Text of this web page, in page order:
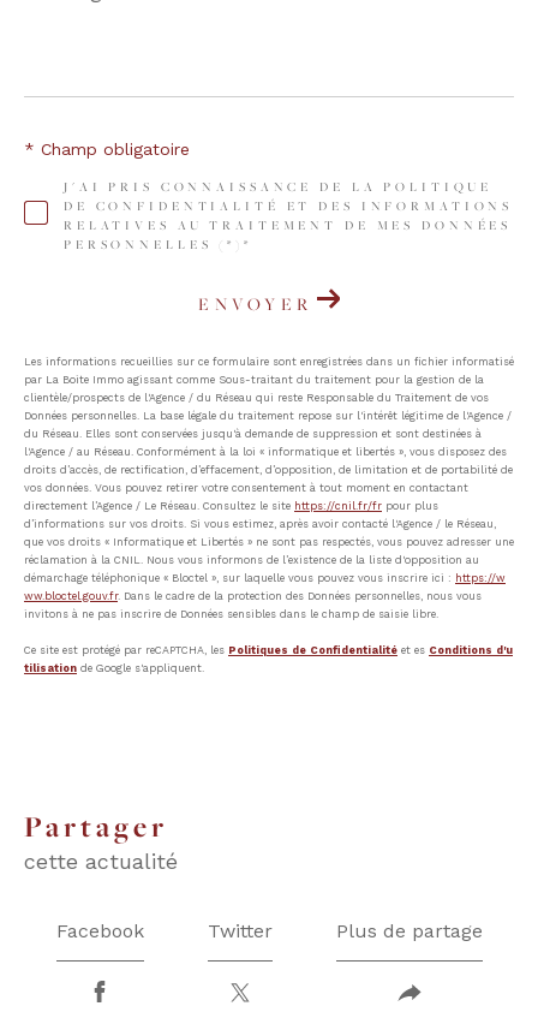
J'AI PRIS CONNAISSANCE DE LA POLITIQUE
DE CONFIDENTIALITÉ ET DES INFORMATIONS
RELATIVES AU TRAITEMENT DE MES DONNÉES
PERSONNELLES (*)*
* Champ obligatoire
ENVOYER
Les informations recueillies sur ce formulaire sont enregistrées dans un fichier informatisé
par La Boite Immo agissant comme Sous-traitant du traitement pour la gestion de la
clientèle/prospects de l'Agence / du Réseau qui reste Responsable du Traitement de vos
Données personnelles. La base légale du traitement repose sur l'intérêt légitime de l'Agence /
du Réseau. Elles sont conservées jusqu'à demande de suppression et sont destinées à
l'Agence / au Réseau. Conformément à la loi « informatique et libertés », vous disposez des
droits d’accès, de rectification, d’effacement, d’opposition, de limitation et de portabilité de
vos données. Vous pouvez retirer votre consentement à tout moment en contactant
directement l’Agence / Le Réseau. Consultez le site https://cnil.fr/fr pour plus
d’informations sur vos droits. Si vous estimez, après avoir contacté l'Agence / le Réseau,
que vos droits « Informatique et Libertés » ne sont pas respectés, vous pouvez adresser une
réclamation à la CNIL. Nous vous informons de l’existence de la liste d'opposition au
démarchage téléphonique « Bloctel », sur laquelle vous pouvez vous inscrire ici : https://w
ww.bloctel.gouv.fr. Dans le cadre de la protection des Données personnelles, nous vous
invitons à ne pas inscrire de Données sensibles dans le champ de saisie libre.
Ce site est protégé par reCAPTCHA, les Politiques de Confidentialité et es Conditions d'u
tilisation de Google s'appliquent.
partager
cette actualité
Facebook Twitter Plus de partage